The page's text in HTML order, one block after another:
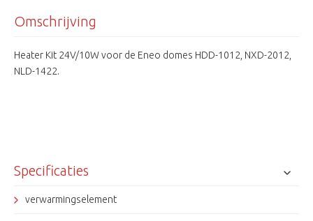
Omschrijving
Heater Kit 24V/10W voor de Eneo domes HDD-1012, NXD-2012,
NLD-1422.
Specificaties
verwarmingselement